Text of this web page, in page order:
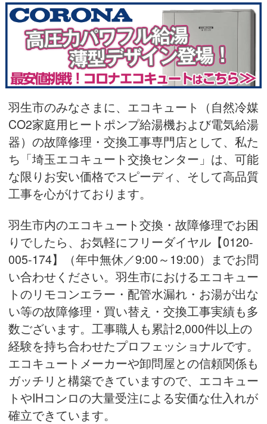
羽生市のみなさまに、エコキュート（自然冷媒
CO2家庭用ヒートポンプ給湯機および電気給湯
器）の故障修理・交換工事専門店として、私た
ち「埼玉エコキュート交換センター」は、可能
な限りお安い価格でスピーディ、そして高品質
工事を心がけております。
羽生市内のエコキュート交換・故障修理でお困
りでしたら、お気軽にフリーダイヤル【0120-
005-174】（年中無休／9:00～19:00） までお問
い合わせください。羽生市におけるエコキュー
トのリモコンエラー・配管水漏れ・お湯が出な
い等の故障修理・買い替え・ 交換工事実績も多
数ございます。工事職人も累計2,000件以上の
経験を持ち合わせたプロフェッショナルです。
エコキュートメーカーや卸問屋との信頼関係も
ガッチリと構築できていますので、エコキュー
トやIHコンロの大量受注による安価な仕入れが
確立できています。